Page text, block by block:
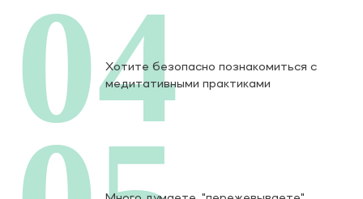
Хотите безопасно познакомиться с
медитативными практиками
04